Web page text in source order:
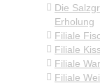
Die
Erholung
Filiale
Filiale
Filiale
Filiale